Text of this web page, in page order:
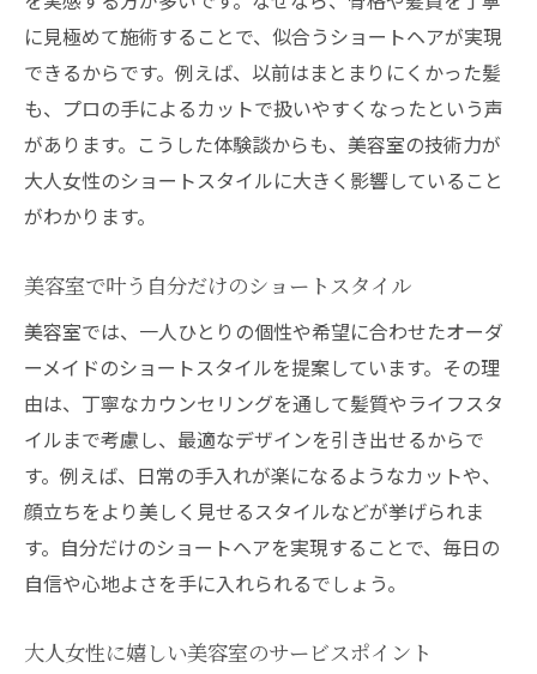
に見極めて施術することで、似合うショートヘアが実現
できるからです。例えば、以前はまとまりにくかった髪
も、プロの手によるカットで扱いやすくなったという声
があります。こうした体験談からも、美容室の技術力が
大人女性のショートスタイルに大きく影響していること
がわかります。
美容室で叶う自分だけのショートスタイル
美容室では、一人ひとりの個性や希望に合わせたオーダ
ーメイドのショートスタイルを提案しています。その理
由は、丁寧なカウンセリングを通して髪質やライフスタ
イルまで考慮し、最適なデザインを引き出せるからで
す。例えば、日常の手入れが楽になるようなカットや、
顔立ちをより美しく見せるスタイルなどが挙げられま
す。自分だけのショートヘアを実現することで、毎日の
自信や心地よさを手に入れられるでしょう。
大人女性に嬉しい美容室のサービスポイント